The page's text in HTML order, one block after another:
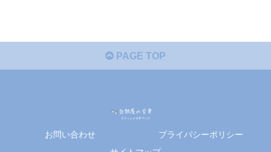
PAGE TOP
お問い合わせ
プライバシーポリシー